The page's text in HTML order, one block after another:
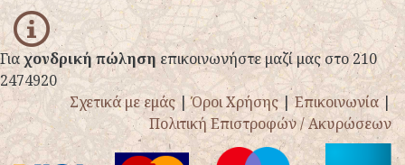
info
Γιαχονδρική πώλησηεπικοινωνήστε μαζί μας στο 210
2474920
Σχετικά με εμάς|Όροι Χρήσης|Επικοινωνία|
Πολιτική Επιστροφών / Ακυρώσεων